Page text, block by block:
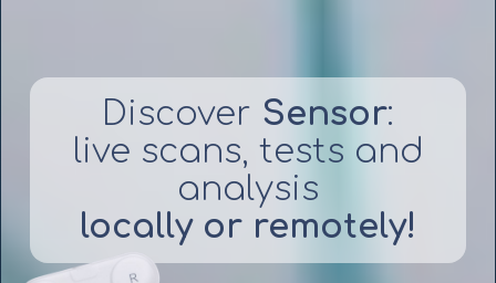
Discover Sensor:
live scans, tests and
analysis
locally or remotely!